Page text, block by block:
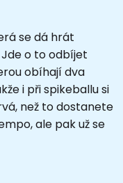
se dá hrát
Jde o to odbíjet
obíhají dva
i při spikeballu si
než to dostanete
ale pak už se